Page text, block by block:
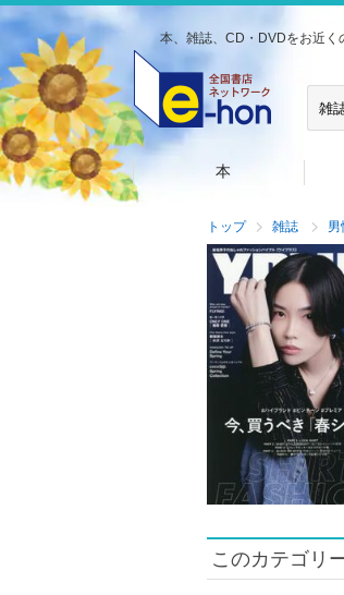
本、雑誌、CD・DVDをお近く
本
トップ 雑誌 男
このカテゴリ